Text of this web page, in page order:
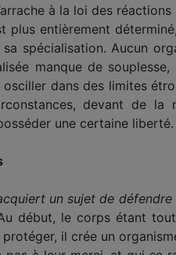
à la loi des
plus en­tièrement
spécialisation. Aucun
manque de
dans des limites
devant de la
une certaine liberté.
un sujet de
début, le corps étant
il crée un